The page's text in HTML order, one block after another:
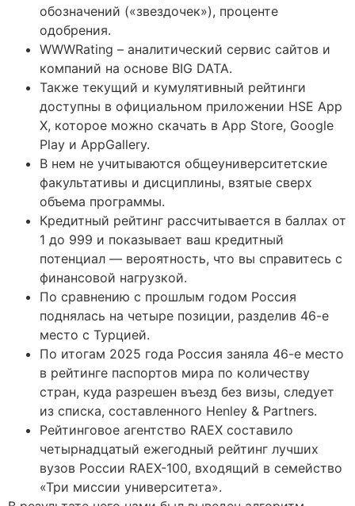
обозначений («звездочек»), проценте
одобрения.
WWWRating – аналитический сервис сайтов и
компаний на основе BIG DATA.
Также текущий и кумулятивный рейтинги
доступны в официальном приложении HSE App
X, которое можно скачать в App Store, Google
Play и AppGallery.
В нем не учитываются общеуниверситетские
факультативы и дисциплины, взятые сверх
объема программы.
Кредитный рейтинг рассчитывается в баллах от
1 до 999 и показывает ваш кредитный
потенциал — вероятность, что вы справитесь с
финансовой нагрузкой.
По сравнению с прошлым годом Россия
поднялась на четыре позиции, разделив 46-е
место с Турцией.
По итогам 2025 года Россия заняла 46-е место
в рейтинге паспортов мира по количеству
стран, куда разрешен въезд без визы, следует
из списка, составленного Henley & Partners.
Рейтинговое агентство RAEX составило
четырнадцатый ежегодный рейтинг лучших
вузов России RAEX-100, входящий в семейство
«Три миссии университета».